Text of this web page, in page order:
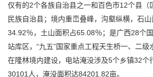
仅有的2个各族自治县之一和百色市12个县（
民族自治县；境内重峦叠峰，沟壑纵横，石
34.92％，土山面积占65.08％；是广西28个
站库区，“九五”国家重点工程天生桥一、二
在隆林境内建设，电站淹没涉及5个乡镇32个
30101人，淹没面积达84201.82亩。